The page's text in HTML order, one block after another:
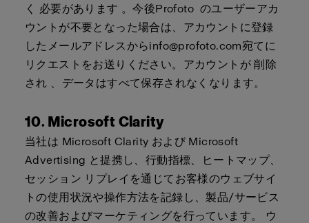
く 必要があります 。今後Profoto のユーザーアカ
ウントが不要となった場合は、アカウントに登録
したメールアドレスからinfo@profoto.com宛てに
リクエストをお送りください。アカウントが削除
され 、データはすべて保存されなくなります。
10. Microsoft Clarity
当社は Microsoft Clarity および Microsoft
Advertising と提携し、行動指標、ヒートマップ、
セッション リプレイを通じてお客様のウェブサイ
トの使用状況や操作方法を記録し、製品/サービス
の改善およびマーケティングを行っています。 ウ